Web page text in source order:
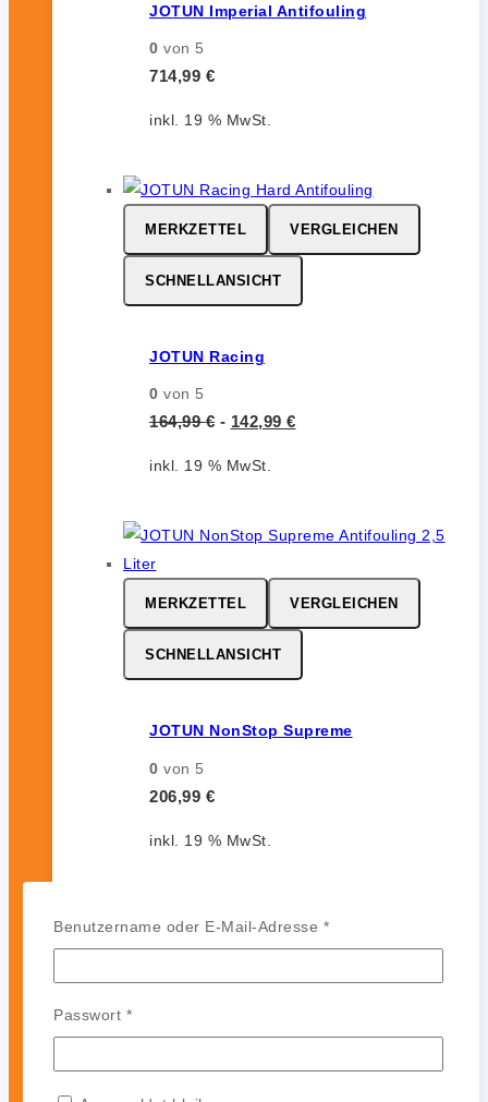
JOTUN Imperial Antifouling
0 von 5
714,99 €
inkl. 19 % MwSt.
MERKZETTEL VERGLEICHEN
SCHNELLANSICHT
JOTUN Racing
0 von 5
164,99€ - 142,99 €
inkl. 19 % MwSt.
MERKZETTEL VERGLEICHEN
SCHNELLANSICHT
JOTUN NonStop Supreme
0 von 5
206,99 €
inkl. 19 % MwSt.
MERKZETTEL VERGLEICHEN
JOTUN Aqualine Spray
Benutzername oder E-Mail-Adresse *Erforderlich
Passwort *Erforderlich